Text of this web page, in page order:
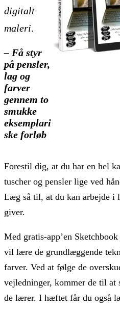
digitalt
maleri.
– Få styr
på pensler,
lag og
farver
gennem to
smukke
eksemplari
ske forløb
Forestil dig, at du har en hel
tuscher og pensler lige ved
Læg så til, at du kan arbejde i
giver.
Med gratis-app’en
vil lære de grundlæggende
farver. Ved at følge de
vejledninger, kommer de til at
de lærer. I hæftet får du også